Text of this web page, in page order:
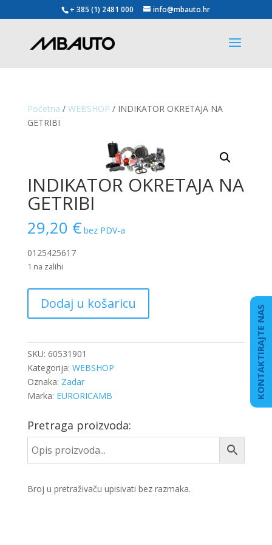
+ 385 (1) 2481 000 info@mbauto.hr
Početna / WEBSHOP / INDIKATOR OKRETAJA NA
GETRIBI
INDIKATOR OKRETAJA NA
GETRIBI
29,20 € bez PDV-a
0125425617
1 na zalihi
OKRETAJA
NA
količina
Dodaj u košaricu
SKU: 60531901
Kategorija: WEBSHOP
Oznaka: Zadar
Marka: EURORICAMB
Pretraga proizvoda:
Broj u pretraživaču upisivati bez razmaka.
KONTAKTIRAJTE NAS